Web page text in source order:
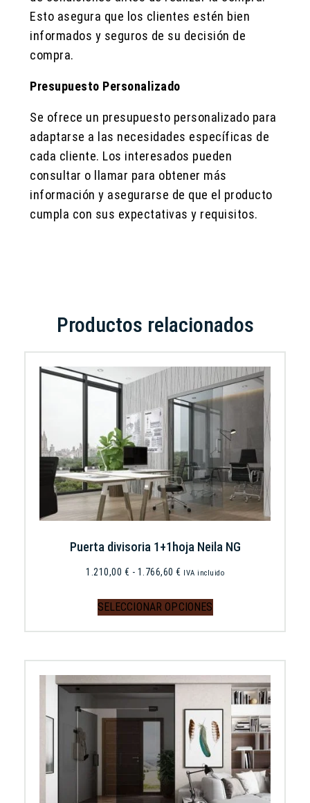
Esto asegura que los clientes estén bien
informados y seguros de su decisión de
compra.
Presupuesto Personalizado
Se ofrece un presupuesto personalizado para
adaptarse a las necesidades específicas de
cada cliente. Los interesados pueden
consultar o llamar para obtener más
información y asegurarse de que el producto
cumpla con sus expectativas y requisitos.
Productos relacionados
Puerta divisoria 1+1hoja Neila NG
1.210,00 € - 1.766,60 € IVA incluido
SELECCIONAR OPCIONES